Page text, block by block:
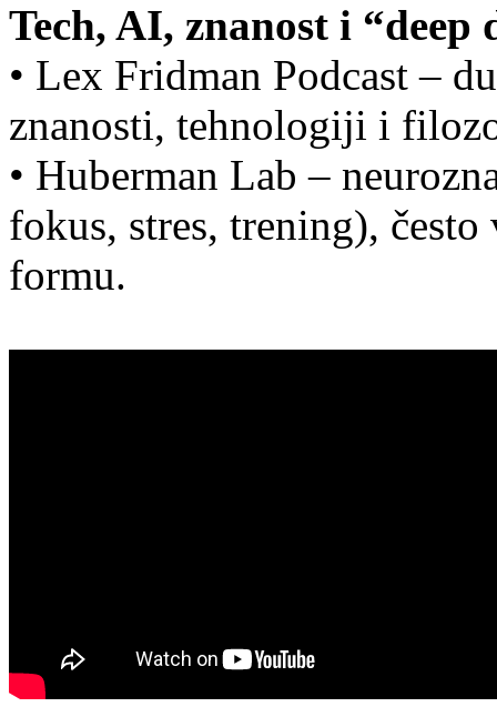
Tech, AI, znanost i “deep
• Lex Fridman Podcast –
znanosti, tehnologiji i
• Huberman Lab –
fokus, stres, trening),
formu.